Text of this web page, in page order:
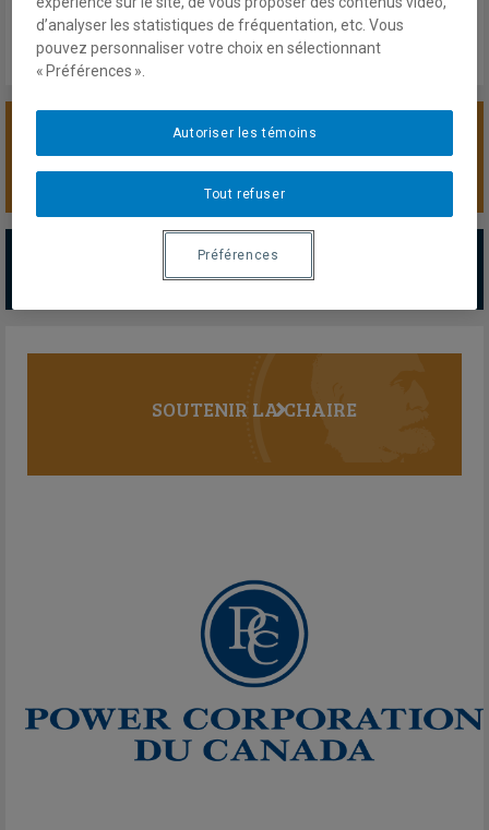
SOUTENIR LA CHAIRE
PARTENAIRES MAJEURS
Tous les partenaires
SOUTENIR LA CHAIRE
d’analyser les statistiques de fréquentation, etc. Vous
pouvez personnaliser votre choix en sélectionnant
« Préférences ».
Tout refuser
Autoriser les témoins
Préférences